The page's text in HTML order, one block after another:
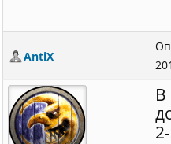
AntiX
В